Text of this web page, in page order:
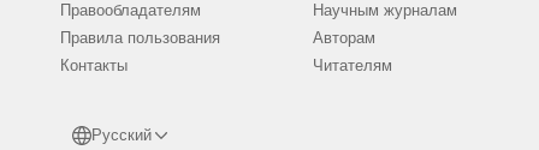
Правообладателям
Правила пользования
Контакты
Русский
Научным журналам
Авторам
Читателям